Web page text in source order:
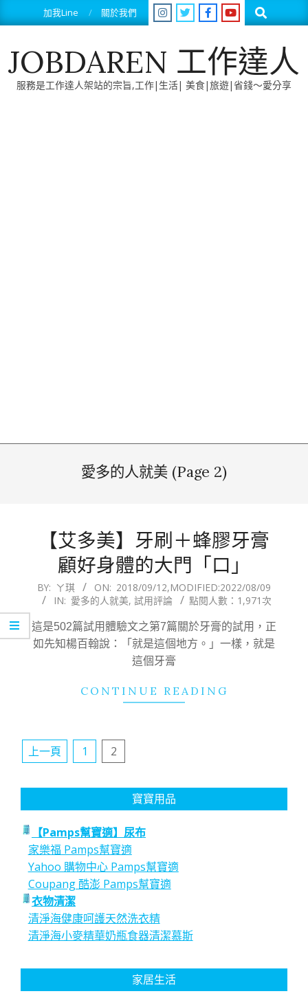
to
加我Line 關於我們 Search
JOBDAREN 工作達人
服務是工作達人架站的宗旨,工作|生活| 美食|旅遊|省錢～愛分享
愛多的人就美 (Page 2)
【艾多美】牙刷＋蜂膠牙膏
顧好身體的大門「口」
2018-
09-
12
BY: ㄚ琪 ON: 2018/09/12,MODIFIED:2022/08/09
IN: 愛多的人就美, 試用評論 點閱人數：1,971次
這是502篇試用體驗文之第7篇關於牙膏的試用，正
如先知楊百翰說：「就是這個地方。」一樣，就是
這個牙膏
CONTINUE READING
文
頁
上一頁 1 2
寶寶用品
【Pamps幫寶適】尿布
家樂福 Pamps幫寶適
Yahoo 購物中心 Pamps幫寶適
Coupang 酷澎 Pamps幫寶適
衣物清潔
清淨海健康呵護天然洗衣精
清淨海小麥精華奶瓶食器清潔慕斯
家居生活